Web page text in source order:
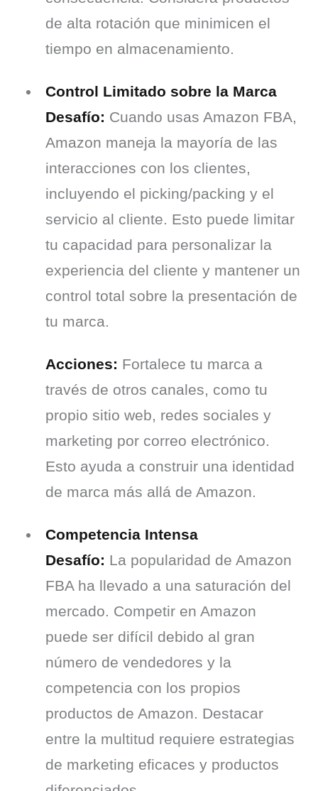
de alta rotación que minimicen el
tiempo en almacenamiento.
Control Limitado sobre la Marca
Desafío: Cuando usas Amazon FBA,
Amazon maneja la mayoría de las
interacciones con los clientes,
incluyendo el picking/packing y el
servicio al cliente. Esto puede limitar
tu capacidad para personalizar la
experiencia del cliente y mantener un
control total sobre la presentación de
tu marca.
Acciones: Fortalece tu marca a
través de otros canales, como tu
propio sitio web, redes sociales y
marketing por correo electrónico.
Esto ayuda a construir una identidad
de marca más allá de Amazon.
Competencia Intensa
Desafío: La popularidad de Amazon
FBA ha llevado a una saturación del
mercado. Competir en Amazon
puede ser difícil debido al gran
número de vendedores y la
competencia con los propios
productos de Amazon. Destacar
entre la multitud requiere estrategias
de marketing eficaces y productos